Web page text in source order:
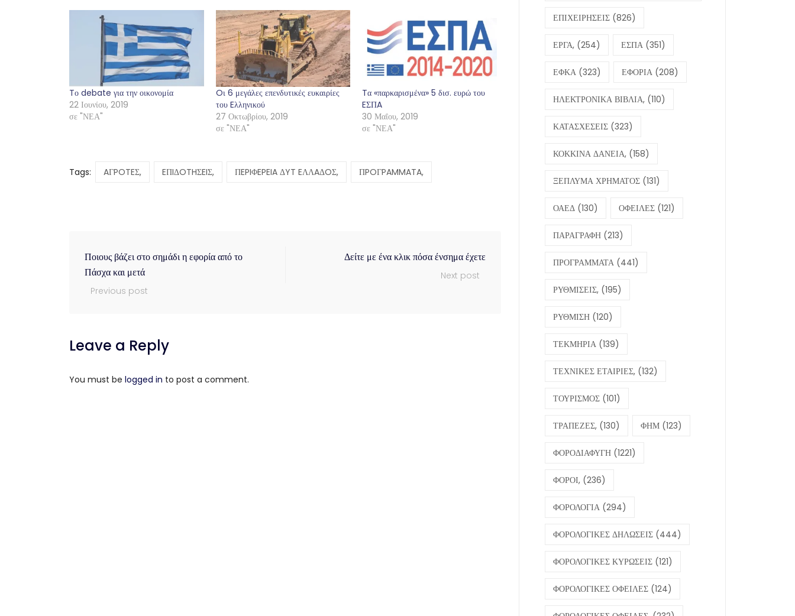
Tο debate για την οικονομία
22 Ιουνίου, 2019
σε "ΝΕΑ"
Oι 6 μεγάλες επενδυτικές ευκαιρίες
του Eλληνικού
27 Οκτωβρίου, 2019
σε "ΝΕΑ"
Tα «παρκαρισμένα» 5 δισ. ευρώ του
EΣΠA
30 Μαΐου, 2019
σε "ΝΕΑ"
Tags: AΓPOTEΣ, EΠIΔOTHΣEIΣ, ΠEPIΦEPEIA ΔYT EΛΛAΔOΣ, ΠPOΓPAMMATA,
Ποιους βάζει στο σημάδι η εφορία από το
Πάσχα και μετά
Previous post
Δείτε με ένα κλικ πόσα ένσημα έχετε
Next post
Leave a Reply
You must be logged in to post a comment.
ΕΠΙΧΕΙΡΗΣΕΙΣ (826)
ΕΡΓΑ, (254) ΕΣΠΑ (351)
ΕΦΚΑ (323) ΕΦΟΡΙΑ (208)
ΗΛΕΚΤΡΟΝΙΚΑ ΒΙΒΛΙΑ, (110)
ΚΑΤΑΣΧΕΣΕΙΣ (323)
ΚΟΚΚΙΝΑ ΔΑΝΕΙΑ, (158)
ΞΕΠΛΥΜΑ ΧΡΗΜΑΤΟΣ (131)
ΟΑΕΔ (130) ΟΦΕΙΛΕΣ (121)
ΠΑΡΑΓΡΑΦΗ (213)
ΠΡΟΓΡΑΜΜΑΤΑ (441)
ΡΥΘΜΙΣΕΙΣ, (195)
ΡΥΘΜΙΣΗ (120)
ΤΕΚΜΗΡΙΑ (139)
ΤΕΧΝΙΚΕΣ ΕΤΑΙΡΙΕΣ, (132)
ΤΟΥΡΙΣΜΟΣ (101)
ΤΡΑΠΕΖΕΣ, (130) ΦΗΜ (123)
ΦΟΡΟΔΙΑΦΥΓΗ (1221)
ΦΟΡΟΙ, (236)
ΦΟΡΟΛΟΓΙΑ (294)
ΦΟΡΟΛΟΓΙΚΕΣ ΔΗΛΩΣΕΙΣ (444)
ΦΟΡΟΛΟΓΙΚΕΣ ΚΥΡΩΣΕΙΣ (121)
ΦΟΡΟΛΟΓΙΚΕΣ ΟΦΕΙΛΕΣ (124)